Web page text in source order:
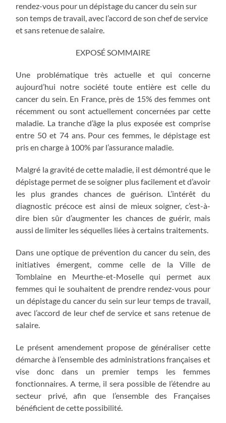
rendez-vous pour un dépistage du cancer du sein sur
son temps de travail, avec l’accord de son chef de service
et sans retenue de salaire.
EXPOSÉ SOMMAIRE
Une problématique très actuelle et qui concerne
aujourd’hui notre société toute entière est celle du
cancer du sein. En France, près de 15% des femmes ont
récemment ou sont actuellement concernées par cette
maladie. La tranche d’âge la plus exposée est comprise
entre 50 et 74 ans. Pour ces femmes, le dépistage est
pris en charge à 100% par l’assurance maladie.
Malgré la gravité de cette maladie, il est démontré que le
dépistage permet de se soigner plus facilement et d’avoir
les plus grandes chances de guérison. L’intérêt du
diagnostic précoce est ainsi de mieux soigner, c’est-à-
dire bien sûr d’augmenter les chances de guérir, mais
aussi de limiter les séquelles liées à certains traitements.
Dans une optique de prévention du cancer du sein, des
initiatives émergent, comme celle de la Ville de
Tomblaine en Meurthe-et-Moselle qui permet aux
femmes qui le souhaitent de prendre rendez-vous pour
un dépistage du cancer du sein sur leur temps de travail,
avec l’accord de leur chef de service et sans retenue de
salaire.
Le présent amendement propose de généraliser cette
démarche à l’ensemble des administrations françaises et
vise donc dans un premier temps les femmes
fonctionnaires. A terme, il sera possible de l’étendre au
secteur privé, afin que l’ensemble des Françaises
bénéficient de cette possibilité.